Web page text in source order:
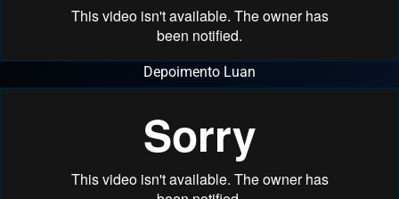
Depoimento Luan